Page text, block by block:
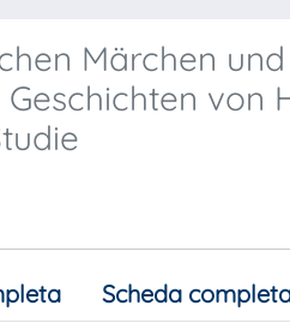
Märchen
von
Scheda